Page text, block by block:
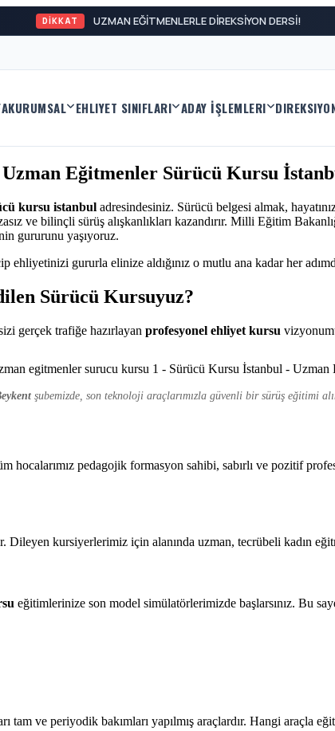
DİKKAT UZMAN EĞİTMENLERLE DİREKSİYON
KURUMSAL EHLIYET SINIFLARI ADAY İŞLEMLERI
Eğitmenler Sürücü Kursu
kursu istanbul adresindesiniz. Sürücü belgesi almak,
ve bilinçli sürüş alışkanlıkları kazandırır. Milli Eğitim
gururunu yaşıyoruz.
gururla elinize aldığınız o mutlu ana kadar her
Sürücü Kursuyuz?
gerçek trafiğe hazırlayan profesyonel ehliyet kursu
şubemizde, son teknoloji araçlarımızla güvenli bir sürüş eğitimi
hocalarımız pedagojik formasyon sahibi, sabırlı ve pozitif
kursiyerlerimiz için alanında uzman, tecrübeli kadın
eğitimlerinize son model simülatörlerimizde başlarsınız. Bu
tam ve periyodik bakımları yapılmış araçlardır. Hangi araçla